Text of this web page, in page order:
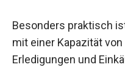
Besonders praktisch
mit einer Kapazität
Erledigungen und